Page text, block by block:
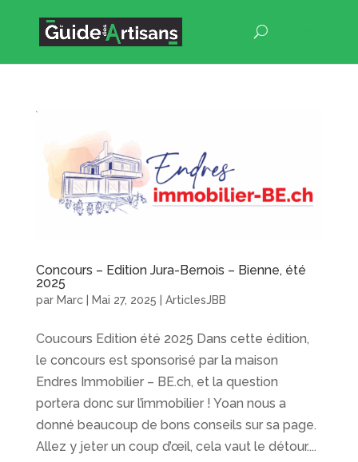
Concours – Edition Jura-Bernois – Bienne, été
2025
par Marc| Mai 27, 2025 ArticlesJBB
Coucours Edition été 2025 Dans cette édition,
le concours est sponsorisé par la maison
Endres Immobilier – BE.ch, et la question
portera donc sur l’immobilier ! Yoan nous a
donné beaucoup de bons conseils sur sa page.
Allez y jeter un coup d’œil, cela vaut le détour....